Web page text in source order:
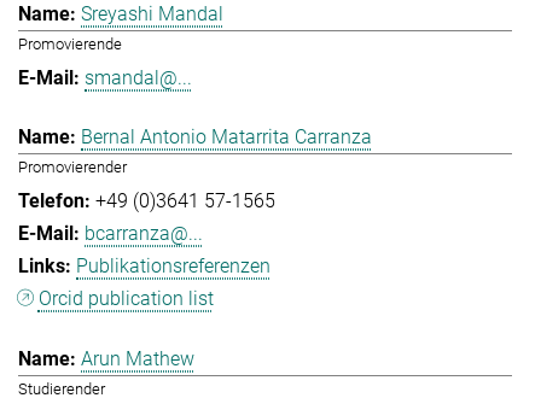
Sreyashi Mandal
Promovierende
smandal@...
Bernal Antonio Matarrita Carranza
Promovierender
+49 (0)3641 57-1565
bcarranza@...
Publikationsreferenzen
Orcid publication list
Arun Mathew
Studierender